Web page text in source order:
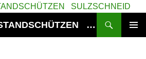
KLEINTIROLER STANDSCHÜTZEN SULZSCHNEID